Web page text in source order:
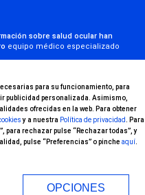
sobre salud ocular han
equipo médico especializado
para su funcionamiento, para
publicidad personalizada. Asimismo,
ofrecidas en la web. Para obtener
y a nuestra Política de privacidad
. Para
para rechazar pulse “Rechazar todas”, y
pulse “Preferencias” o pinche aquí
OPCIONES